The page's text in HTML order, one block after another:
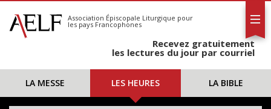
S'abonner
Calendrier
Association Épiscopale Liturgique pour
les pays Francophones
Recevez gratuitement
les lectures du jour par courriel
LA MESSE LES HEURES LA BIBLE